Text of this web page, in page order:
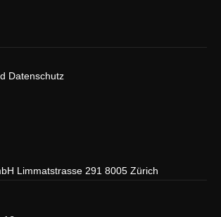
Datenschutz
Limmatstrasse 291 8005 Zürich